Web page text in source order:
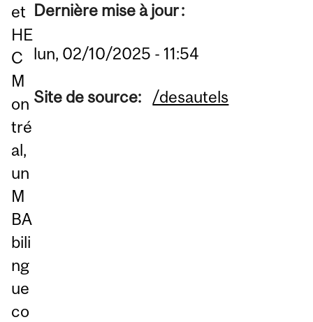
et
HE
C
M
on
tré
al,
un
M
BA
bili
ng
ue
co
Dernière mise à jour :
lun, 02/10/2025 - 11:54
Site de source: /desautels